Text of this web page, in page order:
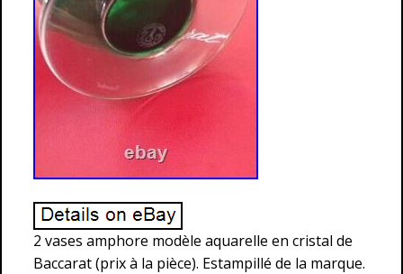
2 vases amphore modèle aquarelle en cristal de
Baccarat (prix à la pièce). Estampillé de la marque.